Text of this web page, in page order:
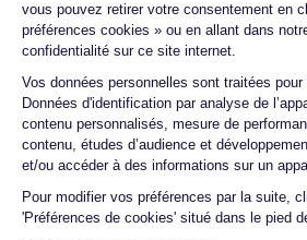
vous pouvez retirer votre consentement en
préférences cookies » ou en allant dans
confidentialité sur ce site internet.
Vos données personnelles sont traitées
Données d'identification par analyse de
contenu personnalisés, mesure de
contenu, études d’audience et
et/ou accéder à des informations sur un
Pour modifier vos préférences par la suite,
'Préférences de cookies' situé dans le pied
Axeptio consent
Jean-yves J.
26/07/26